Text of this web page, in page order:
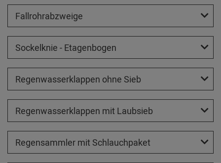
Fallrohrabzweige
Sockelknie - Etagenbogen
Regenwasserklappen ohne Sieb
Regenwasserklappen mit Laubsieb
Regensammler mit Schlauchpaket